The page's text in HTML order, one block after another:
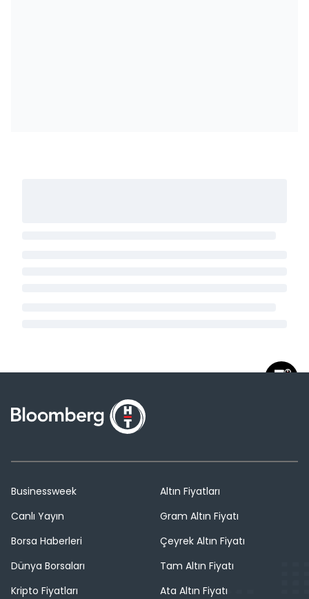
Businessweek
Canlı Yayın
Borsa Haberleri
Dünya Borsaları
Kripto Fiyatları
Altın Fiyatları
Gram Altın Fiyatı
Çeyrek Altın Fiyatı
Tam Altın Fiyatı
Ata Altın Fiyatı